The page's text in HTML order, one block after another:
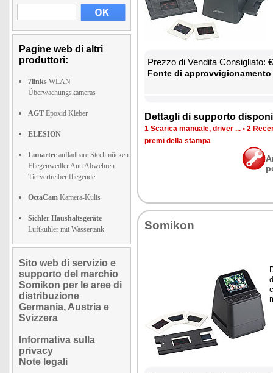
Pagine web di altri
produttori:
7links WLAN
Überwachungskameras
AGT Epoxid Kleber
ELESION
Lunartec aufladbare Stechmücken
Fliegenwedler Anti Abwehren
Tiervertreiber fliegende
OctaCam Kamera-Kulis
Sichler Haushaltsgeräte
Luftkühler mit Wassertank
Sito web di servizio e
supporto del marchio
Somikon per le aree di
distribuzione
Germania, Austria e
Svizzera
Informativa sulla
privacy
Note legali
Prez­zo di Ven­di­ta Con­si­glia­to:
Fon­te di
Det­ta­gli di sup­por­to
1 Sca­ri­ca ma­nua­le, dri­ver ... • 2
pre­mi del­la stam­pa
So­mi­kon